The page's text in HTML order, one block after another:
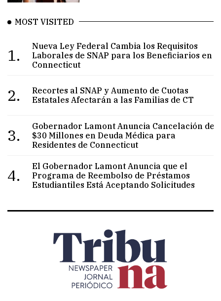
MOST VISITED
1.
Nueva Ley Federal Cambia los Requisitos
Laborales de SNAP para los Beneficiarios en
Connecticut
2.
Recortes al SNAP y Aumento de Cuotas
Estatales Afectarán a las Familias de CT
3.
Gobernador Lamont Anuncia Cancelación de
$30 Millones en Deuda Médica para
Residentes de Connecticut
4.
El Gobernador Lamont Anuncia que el
Programa de Reembolso de Préstamos
Estudiantiles Está Aceptando Solicitudes